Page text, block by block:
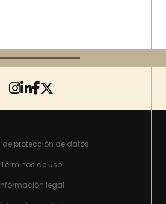
de protección de datos
Términos de uso
legal